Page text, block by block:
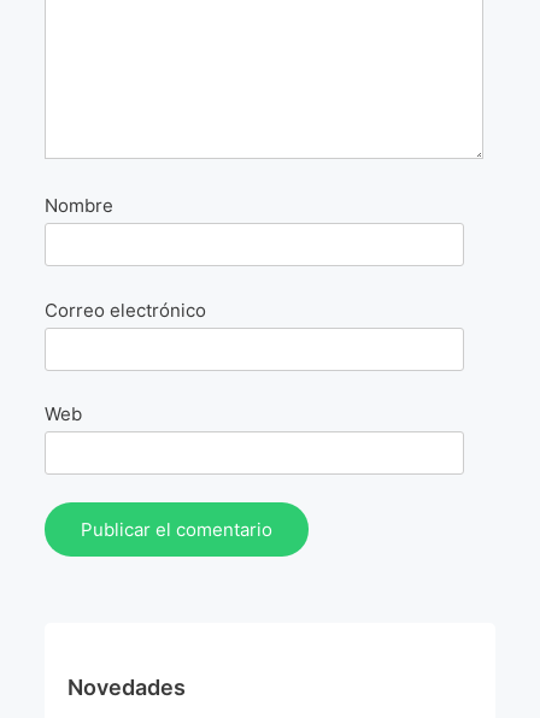
Manifiesto Ecoarte
Association Paris
Nombre
Correo electrónico
Web
Novedades